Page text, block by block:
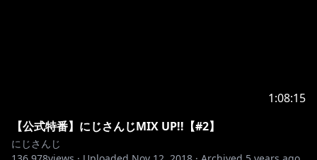
1:08:15
【公式特番】にじさんじMIX UP!!【#2】
にじさんじ